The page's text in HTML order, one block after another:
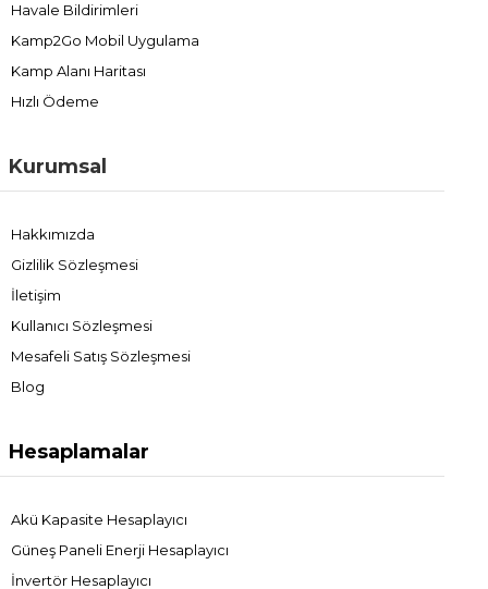
Havale Bildirimleri
Kamp2Go Mobil Uygulama
Kamp Alanı Haritası
Hızlı Ödeme
Kurumsal
Hakkımızda
Gizlilik Sözleşmesi
İletişim
Kullanıcı Sözleşmesi
Mesafeli Satış Sözleşmesi
Blog
Hesaplamalar
Akü Kapasite Hesaplayıcı
Güneş Paneli Enerji Hesaplayıcı
İnvertör Hesaplayıcı